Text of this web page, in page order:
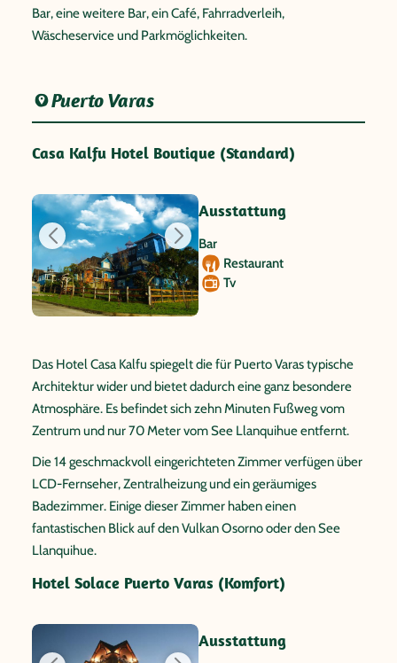
Bar, eine weitere Bar, ein Café, Fahrradverleih,
Wäscheservice und Parkmöglichkeiten.
Puerto Varas
Casa Kalfu Hotel Boutique (Standard)
Ausstattung
Bar
Restaurant
Tv
Das Hotel Casa Kalfu spiegelt die für Puerto Varas typische
Architektur wider und bietet dadurch eine ganz besondere
Atmosphäre. Es befindet sich zehn Minuten Fußweg vom
Zentrum und nur 70 Meter vom See Llanquihue entfernt.
Die 14 geschmackvoll eingerichteten Zimmer verfügen über
LCD-Fernseher, Zentralheizung und ein geräumiges
Badezimmer. Einige dieser Zimmer haben einen
fantastischen Blick auf den Vulkan Osorno oder den See
Llanquihue.
Hotel Solace Puerto Varas (Komfort)
Ausstattung